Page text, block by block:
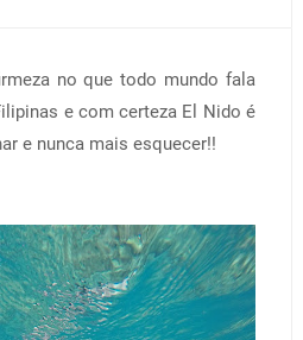
no que todo mundo fala
e com certeza El Nido é
e nunca mais esquecer!!